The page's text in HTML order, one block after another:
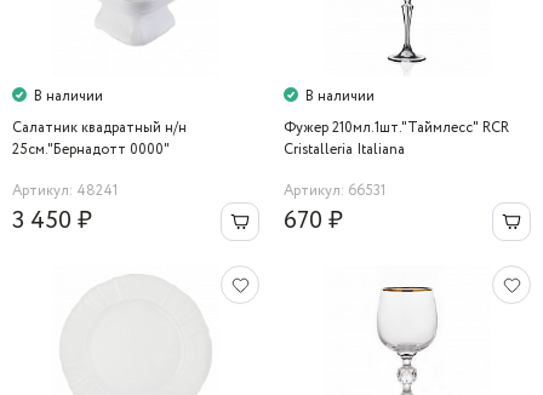
В наличии
Салатник квадратный н/н
25см."Бернадотт 0000"
Артикул: 48241
3 450 ₽
В наличии
Фужер 210мл.1шт."Таймлесс" RCR
Cristalleria Italiana
Артикул: 66531
670 ₽